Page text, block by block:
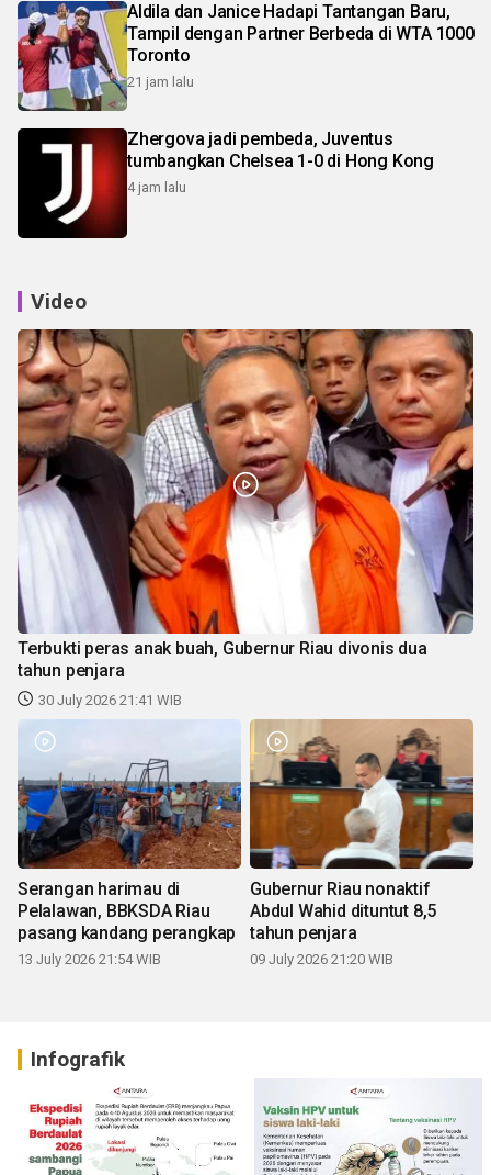
Aldila dan Janice Hadapi Tantangan Baru,
Tampil dengan Partner Berbeda di WTA 1000
Toronto
21 jam lalu
Zhergova jadi pembeda, Juventus
tumbangkan Chelsea 1-0 di Hong Kong
4 jam lalu
Video
Terbukti peras anak buah, Gubernur Riau divonis dua
tahun penjara
30 July 2026 21:41 WIB
Serangan harimau di
Pelalawan, BBKSDA Riau
pasang kandang perangkap
13 July 2026 21:54 WIB
Gubernur Riau nonaktif
Abdul Wahid dituntut 8,5
tahun penjara
09 July 2026 21:20 WIB
Infografik